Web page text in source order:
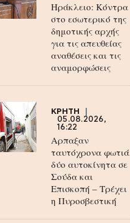
Ηράκλειο: Κόντρα
στο εσωτερικό της
δημοτικής αρχής
για τις απευθείας
αναθέσεις και τις
αναμορφώσεις
ΚΡΗΤΗ
05.08.2026,
16:22
Αρπαξαν
ταυτόχρονα φωτιά
δύο αυτοκίνητα σε
Σούδα και
Επισκοπή – Τρέχει
η Πυροσβεστική